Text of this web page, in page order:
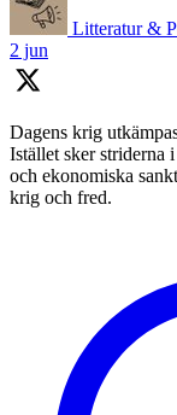
Litteratur &
2 jun
Dagens krig
Istället sker striderna
och ekonomiska
krig och fred.